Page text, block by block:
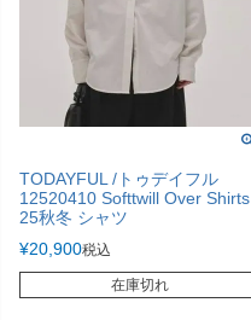
TODAYFUL /トゥデイフル
12520410 Softtwill Over Shirts
25秋冬 シャツ
¥20,900税込
在庫切れ